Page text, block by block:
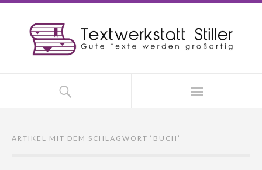
ARTIKEL MIT DEM SCHLAGWORT ‘ BUCH ’